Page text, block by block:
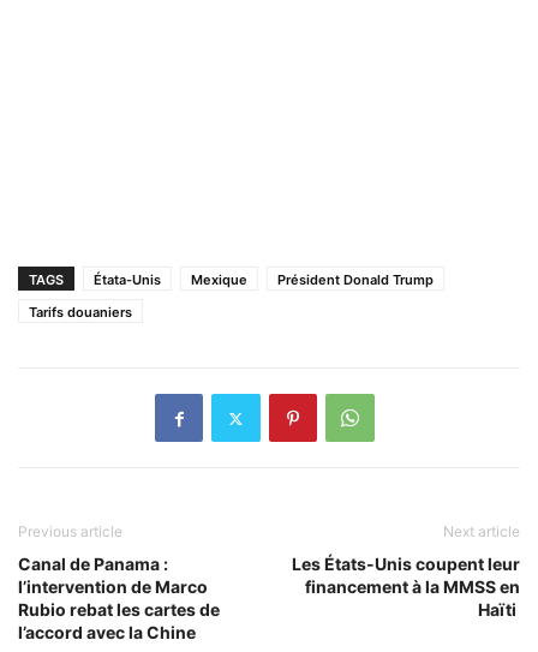
TAGS Étata-Unis Mexique
Président Donald Trump
Tarifs douaniers
Previous article
Canal de Panama :
l’intervention de Marco
Rubio rebat les cartes de
l’accord avec la Chine
Next article
Les États-Unis coupent leur
financement à la MMSS en
Haïti